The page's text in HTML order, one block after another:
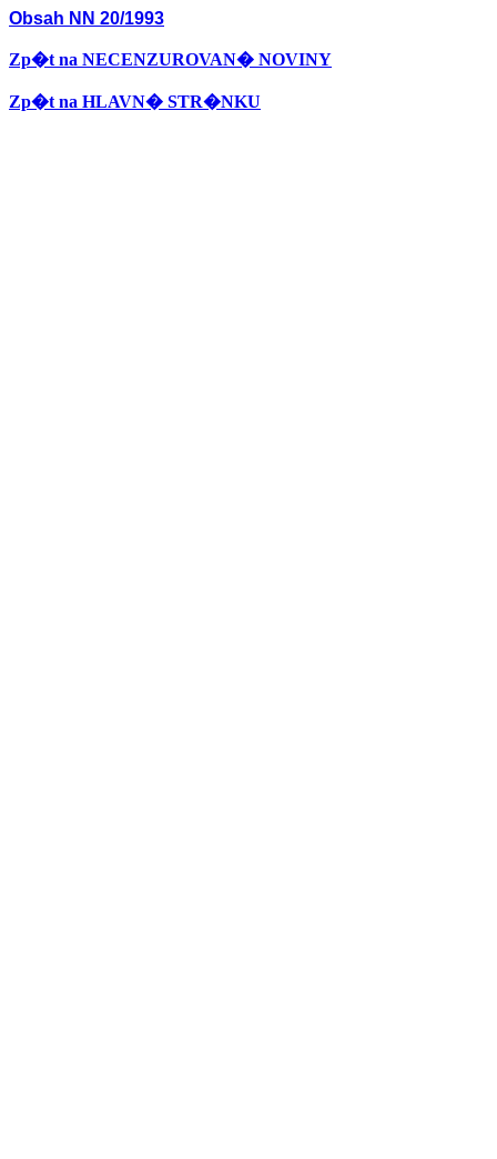
Obsah NN 20/1993
Zp�t na NECENZUROVAN� NOVINY
Zp�t na HLAVN� STR�NKU